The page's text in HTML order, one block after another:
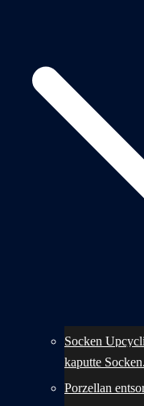
Socken
kaputte Socken.
Porzellan